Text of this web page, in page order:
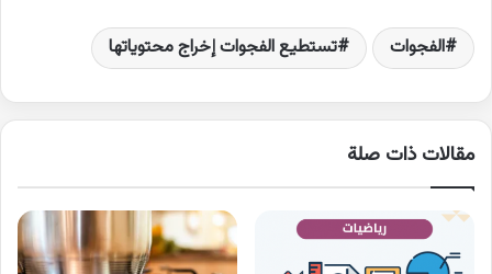
فراغات – 4 فقرات بيانات…
الفجوات تستطيع الفجوات إخراج محتوياتها
مقالات ذات صلة